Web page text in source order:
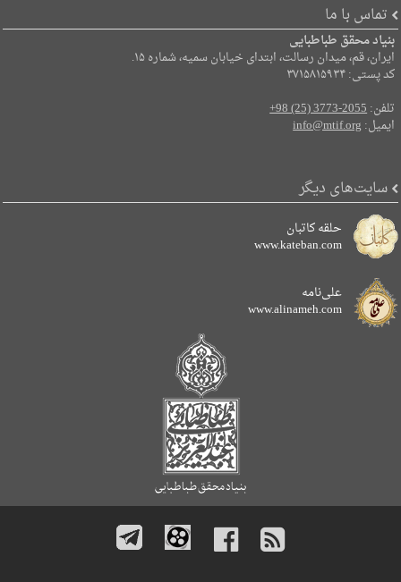
تماس با ما
بنیاد محقق طباطبایی
ایران، قم، میدان رسالت، ابتدای خیابان سمیه، شماره ۱۵.
کد پستی: ۳۷۱۵۸۱۵۹۳۴
تلفن:+98 (25) 3773-2055
ایمیل:info@mtif.org
سایت‌های دیگر
حلقه کاتبان
www.kateban.com
علی‌نامه
www.alinameh.com